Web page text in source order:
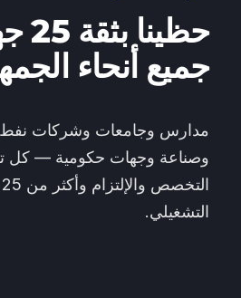
جميع أنحاء
مدارس وجامعات وشركات نفط
وصناعة وجهات حكومية — كل
التشغيلي.